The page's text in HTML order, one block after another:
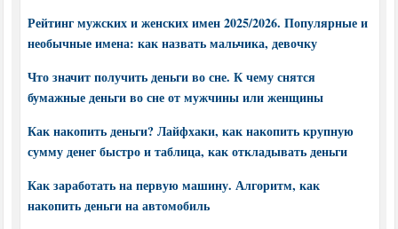
Рейтинг мужских и женских имен 2025/2026. Популярные и
необычные имена: как назвать мальчика, девочку
Что значит получить деньги во сне. К чему снятся
бумажные деньги во сне от мужчины или женщины
Как накопить деньги? Лайфхаки, как накопить крупную
сумму денег быстро и таблица, как откладывать деньги
Как заработать на первую машину. Алгоритм, как
накопить деньги на автомобиль